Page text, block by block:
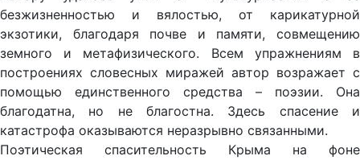
безжизненностью и вялостью, от карикатурной
экзотики, благодаря почве и памяти, совмещению
земного и метафизического. Всем упражнениям в
построениях словесных миражей автор возражает с
помощью единственного средства – поэзии. Она
благодатна, но не благостна. Здесь спасение и
катастрофа оказываются неразрывно связанными.
Поэтическая спасительность Крыма на фоне